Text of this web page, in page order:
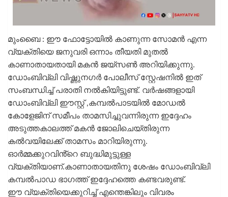
മുംബൈ : ഈ ഫോട്ടോയിൽ കാണുന്ന സോമൻ എന്ന
വ്യക്തിയെ ജനുവരി ഒന്നാം തീയതി മുതൽ
കാണാതായതായി മകൻ ജയ്സൺ അറിയിക്കുന്നു.
ഡോംബിവ്‌ലി വിഷ്ണുനഗർ പോലീസ് സ്റ്റേഷനിൽ ഇത്
സംബന്ധിച്ച് പരാതി നൽകിയിട്ടുണ്ട്. വർഷങ്ങളായി
ഡോംബിവ്‌ലി ഈസ്റ്റ് ,കമ്പൽപാടയിൽ മോഡൽ
കോളേജിന് സമീപം താമസിച്ചുവന്നിരുന്ന ഇദ്ദേഹം
അടുത്തകാലത്ത് മകൻ ജോലിചെയ്‌തിരുന്ന
കൽവയിലേക്ക് താമസം മാറിയിരുന്നു.
ഓർമ്മക്കുറവിൻ്റെ ബുദ്ധിമുട്ടുള്ള
വ്യക്തിയാണ്.കാണാതായതിനു ശേഷം ഡോംബിവ്‌ലി
കമ്പൽപാഡ ഭാഗത്ത് ഇദ്ദേഹത്തെ കണ്ടവരുണ്ട്.
ഈ വ്യക്തിയെക്കുറിച്ച് എന്തെങ്കിലും വിവരം